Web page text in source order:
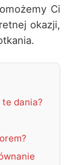
Ci
okazji,
te dania?